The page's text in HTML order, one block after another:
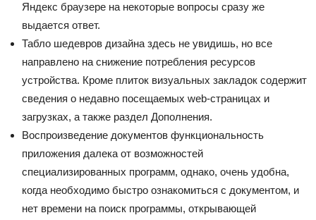
Яндекс браузере на некоторые вопросы сразу же
выдается ответ.
Табло шедевров дизайна здесь не увидишь, но все
направлено на снижение потребления ресурсов
устройства. Кроме плиток визуальных закладок содержит
сведения о недавно посещаемых web-страницах и
загрузках, а также раздел Дополнения.
Воспроизведение документов функциональность
приложения далека от возможностей
специализированных программ, однако, очень удобна,
когда необходимо быстро ознакомиться с документом, и
нет времени на поиск программы, открывающей